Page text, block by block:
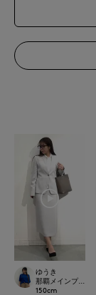
ゆうき
那覇メインプレ
150cm